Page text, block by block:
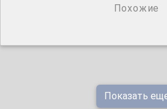
Похожие
Показать